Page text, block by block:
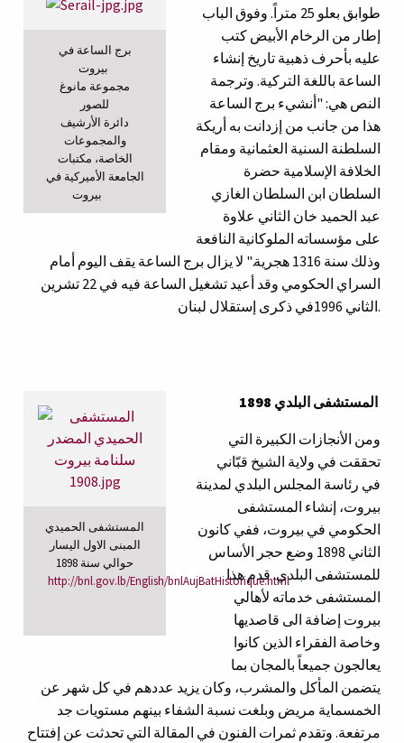
برج الساعة في
مجموعة مانوغ
للصور
دائرة الأرشيف
والمجموعات
الخاصة، مكتبات
الجامعة الأميركية في
طوابق بعلو 25 متراً. وفوق الباب
إطار من الرخام الأبيض كتب
عليه بأحرف ذهبية تاريخ إنشاء
الساعة باللغة التركية. وترجمة
النص هي: "أنشيء برج الساعة
هذا من جانب من إزدانت به أريكة
السلطنة السنية العثمانية ومقام
الخلافة الإسلامية حضرة
السلطان ابن السلطان الغازي
عبد الحميد خان الثاني علاوة
على مؤسساته الملوكانية النافعة
وذلك سنة 1316 هجرية." لا يزال برج الساعة يقف اليوم أمام
السراي الحكومي وقد أعيد تشغيل الساعة فيه في 22 تشرين
الثاني 1996في ذكرى إستقلال لبنان.
المستشفى الحميدي
المبنى الاول اليسار
حوالي سنة 1898
http://bnl.gov.lb/English/bnlAujBatHistorique.html
ومن الأنجازات الكبيرة التي
تحققت في ولاية الشيخ قبّاني
في رئاسة المجلس البلدي لمدينة
بيروت، إنشاء المستشفى
الحكومي في بيروت، ففي كانون
الثاني 1898 وضع حجر الأساس
للمستشفى البلدي. قدم هذا
المستشفى خدماته لأهالي
بيروت إضافة الى قاصديها
وخاصة الفقراء الذين كانوا
يعالجون جميعاً بالمجان بما
يتضمن المأكل والمشرب، وكان يزيد عددهم في كل شهر عن
الخمسماية مريض وبلغت نسبة الشفاء بينهم مستويات جد
مرتفعة. وتقدم ثمرات الفنون في المقالة التي تحدثت عن إفتتاح